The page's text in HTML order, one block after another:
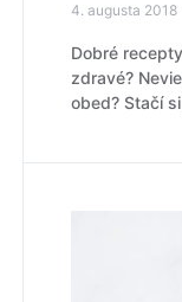
4. augusta 2018
Dobré
zdravé?
obed? Stačí